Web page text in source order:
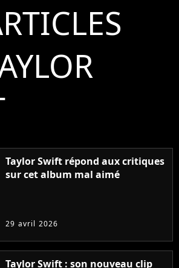
Taylor Swift répond aux critiques
sur cet album mal aimé
29 avril 2026
Taylor Swift : son nouveau clip